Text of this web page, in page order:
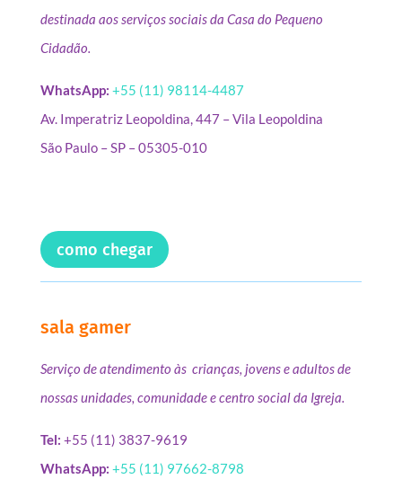
destinada aos serviços sociais da Casa do Pequeno
Cidadão.
WhatsApp: +55 (11) 98114-4487
Av. Imperatriz Leopoldina, 447 – Vila Leopoldina
São Paulo – SP – 05305-010
como chegar
sala gamer
Serviço de atendimento às crianças, jovens e adultos de
nossas unidades, comunidade e centro social da Igreja.
Tel: +55 (11) 3837-9619
WhatsApp: +55 (11) 97662-8798